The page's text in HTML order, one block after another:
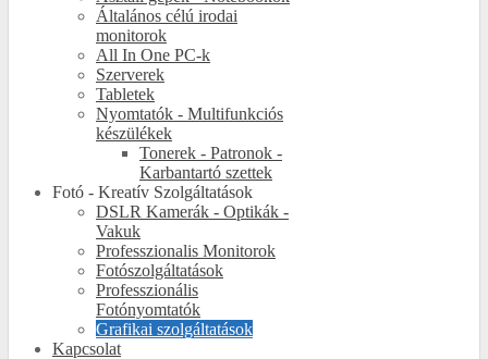
Általános célú irodai
monitorok
All In One PC-k
Szerverek
Tabletek
Nyomtatók - Multifunkciós
készülékek
Tonerek - Patronok -
Karbantartó szettek
Fotó - Kreatív Szolgáltatások
DSLR Kamerák - Optikák -
Vakuk
Professzionalis Monitorok
Fotószolgáltatások
Professzionális
Fotónyomtatók
Grafikai szolgáltatások
Kapcsolat